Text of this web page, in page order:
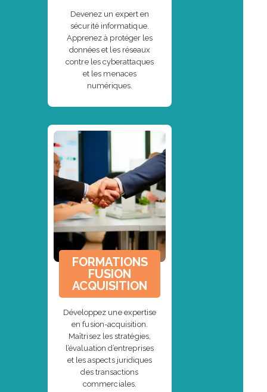
Devenez un expert en
sécurité informatique.
Apprenez à protéger les
données et les réseaux
contre les cyberattaques
et les menaces
numériques.
FORMATIONS
FUSION
ACQUISITION
Développez une expertise
en fusion-acquisition.
Maîtrisez les stratégies,
l’évaluation d’entreprises
et les aspects juridiques
des transactions
commerciales.